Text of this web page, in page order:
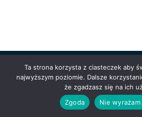
Powered byAnetpol.pl| © MS-
Logowanie / rejestracja
Polityka
sklepu
Cennik
Ta strona korzysta z ciasteczek aby
najwyższym poziomie. Dalsze
że zgadzasz się na ich
Zgoda
Nie